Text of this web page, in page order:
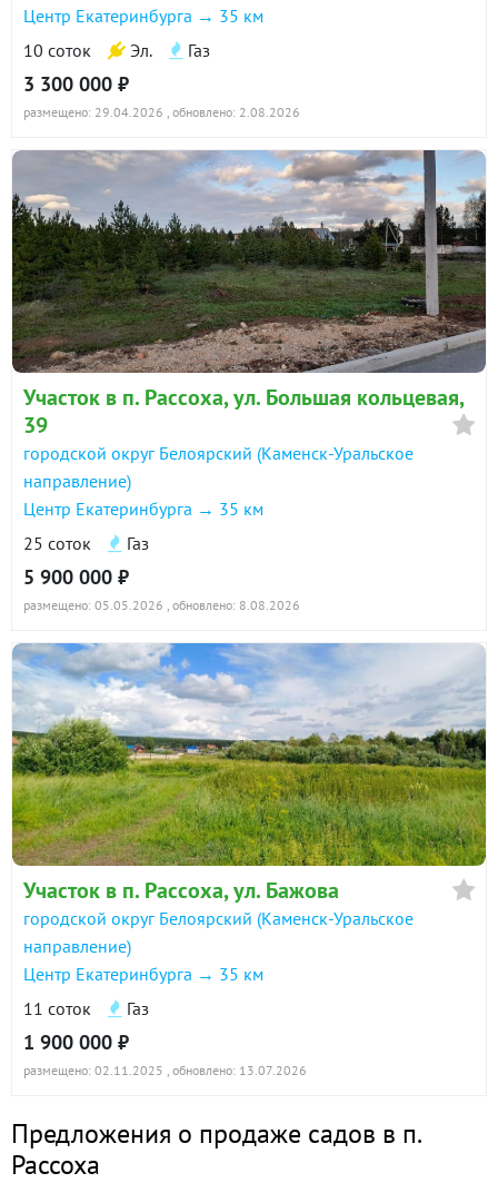
Центр Екатеринбурга → 35 км
10 соток
Эл. Газ
3 300 000 ₽
размещено: 29.04.2026 , обновлено: 2.08.2026
Участок в п. Рассоха, ул. Большая кольцевая,
39
городской округ Белоярский (Каменск-Уральское
направление)
Центр Екатеринбурга → 35 км
25 соток
Газ
5 900 000 ₽
размещено: 05.05.2026 , обновлено: 8.08.2026
Участок в п. Рассоха, ул. Бажова
городской округ Белоярский (Каменск-Уральское
направление)
Центр Екатеринбурга → 35 км
11 соток
Газ
1 900 000 ₽
размещено: 02.11.2025 , обновлено: 13.07.2026
Предложения о продаже садов в п.
Рассоха